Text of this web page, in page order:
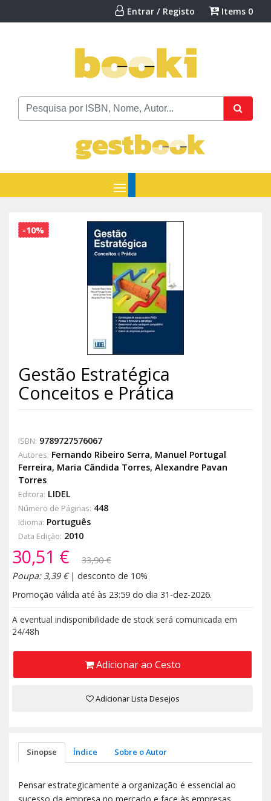
Entrar / Registo Items 0
-10%
Gestão Estratégica
Conceitos e Prática
ISBN: 9789727576067
Autores: Fernando Ribeiro Serra, Manuel Portugal
Ferreira, Maria Cândida Torres, Alexandre Pavan
Torres
Editora: LIDEL
Número de Páginas: 448
Idioma: Português
Data Edição: 2010
30,51 €
33,90 €
Poupa: 3,39 €| desconto de 10%
Promoção válida até às 23:59 do dia 31-dez-2026.
A eventual indisponibilidade de stock será comunicada em
24/48h
Adicionar ao Cesto
Adicionar Lista Desejos
Sinopse Índice Sobre o Autor
Pensar estrategicamente a organização é essencial ao